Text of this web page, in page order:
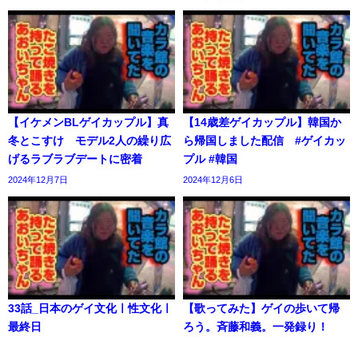
【イケメンBLゲイカップル】真
冬とこすけ モデル2人の繰り広
げるラブラブデートに密着
2024年12月7日
【14歳差ゲイカップル】韓国か
ら帰国しました配信 #ゲイカッ
プル #韓国
2024年12月6日
33話_日本のゲイ文化ㅣ性文化ㅣ
最終日
【歌ってみた】ゲイの歩いて帰
ろう。斉藤和義。一発録り！